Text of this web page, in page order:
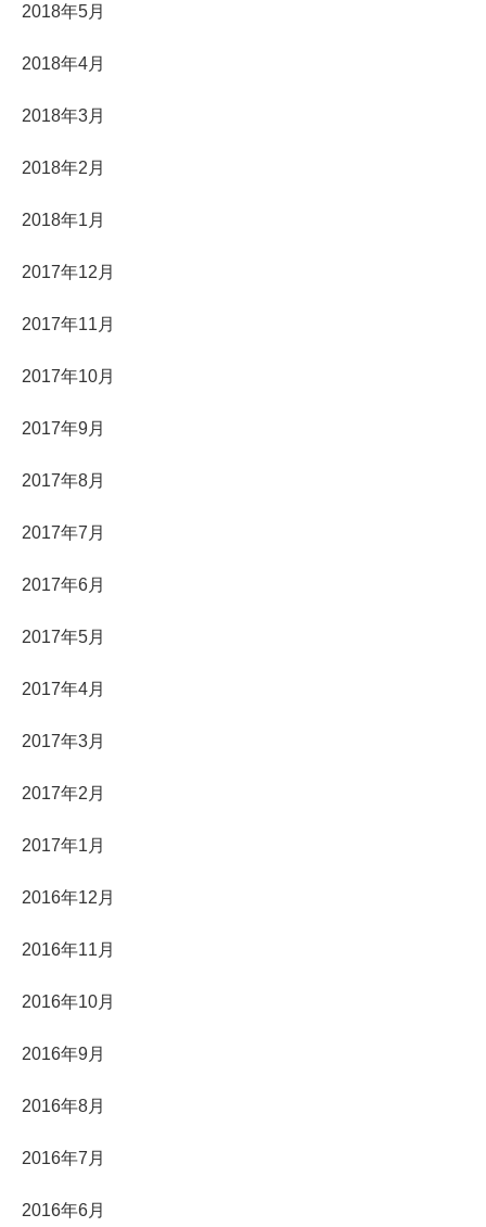
2018年5月
2018年4月
2018年3月
2018年2月
2018年1月
2017年12月
2017年11月
2017年10月
2017年9月
2017年8月
2017年7月
2017年6月
2017年5月
2017年4月
2017年3月
2017年2月
2017年1月
2016年12月
2016年11月
2016年10月
2016年9月
2016年8月
2016年7月
2016年6月